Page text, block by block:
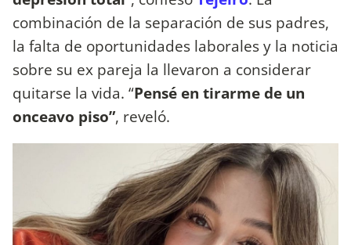
combinación de la separación de sus padres,
la falta de oportunidades laborales y la noticia
sobre su ex pareja la llevaron a considerar
quitarse la vida. “Pensé en tirarme de un
onceavo piso”, reveló.